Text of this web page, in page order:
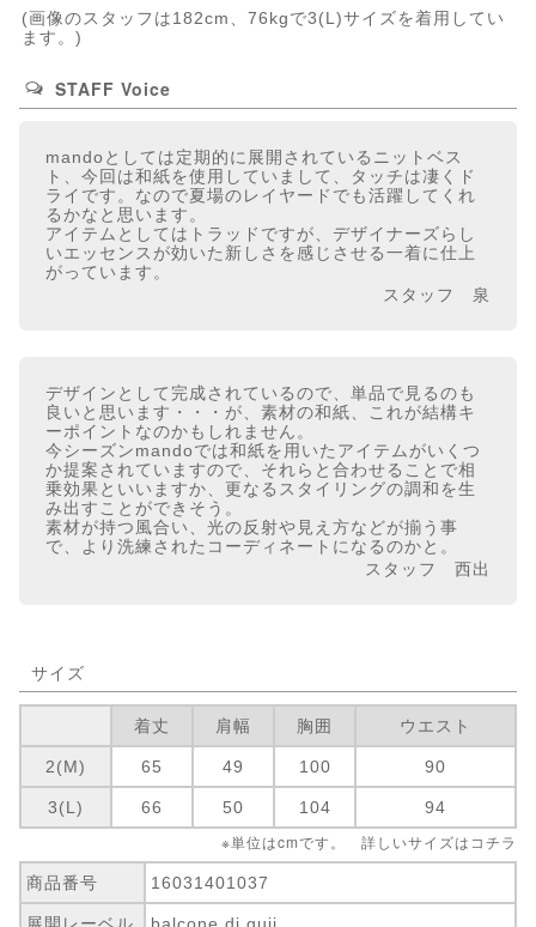
(画像のスタッフは182cm、76kgで3(L)サイズを着用してい
ます。)
STAFF Voice
mandoとしては定期的に展開されているニットベス
ト、今回は和紙を使用していまして、タッチは凄くド
ライです。なので夏場のレイヤードでも活躍してくれ
るかなと思います。
アイテムとしてはトラッドですが、デザイナーズらし
いエッセンスが効いた新しさを感じさせる一着に仕上
がっています。
スタッフ 泉
デザインとして完成されているので、単品で見るのも
良いと思います・・・が、素材の和紙、これが結構キ
ーポイントなのかもしれません。
今シーズンmandoでは和紙を用いたアイテムがいくつ
か提案されていますので、それらと合わせることで相
乗効果といいますか、更なるスタイリングの調和を生
み出すことができそう。
素材が持つ風合い、光の反射や見え方などが揃う事
で、より洗練されたコーディネートになるのかと。
スタッフ 西出
サイズ
着丈 肩幅 胸囲 ウエスト
2(M) 65 49 100 90
3(L) 66 50 104 94
※単位はcmです。 詳しいサイズは コチラ
商品番号 16031401037
展開レーベル balcone di guji